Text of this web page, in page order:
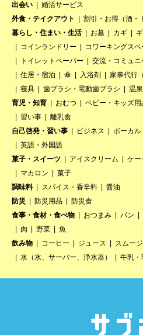
出会い
婚活サービス
外食・テイクアウト
割引・お得（酒・
暮らし・住まい・生活
お墓 カギ
コインランドリー
コワーキングス
トイレットペーパー
交流・コミュニ
住居・宿泊
傘 入浴剤 家事代行
寝具
歯ブラシ・電動歯ブラシ 温
育児・知育
おむつ ベビー・キッズ用
習い事
離乳食
自己啓発・習い事
ビジネス ボーカル
英語・外国語
菓子・スイーツ
アイスクリーム ケー
マカロン
菓子
調味料
スパイス・香辛料
醤油
防災
防災用品
防災食
食事・食材・食べ物
おつまみ パン
肉
野菜
魚
飲み物
コーヒー ジュース スムー
水（水、サーバー、浄水器）
牛乳・